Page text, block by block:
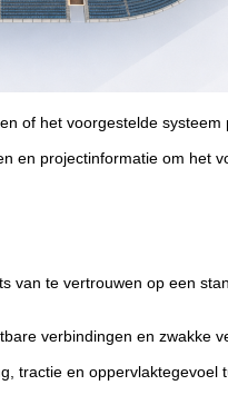
of het voorgestelde
en projectinformatie om het
van te vertrouwen op een
verbindingen en zwakke
tractie en